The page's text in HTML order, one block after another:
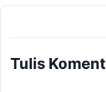
Tulis